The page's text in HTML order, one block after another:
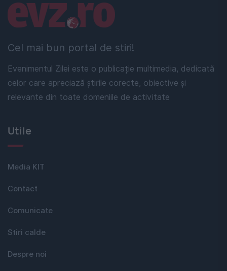
Cel mai bun portal de stiri!
Evenimentul Zilei este o publicație multimedia, dedicată
celor care apreciază știrile corecte, obiective și
relevante din toate domeniile de activitate
Linkuri utile
Utile
Media KIT
Contact
Comunicate
Stiri calde
Despre noi